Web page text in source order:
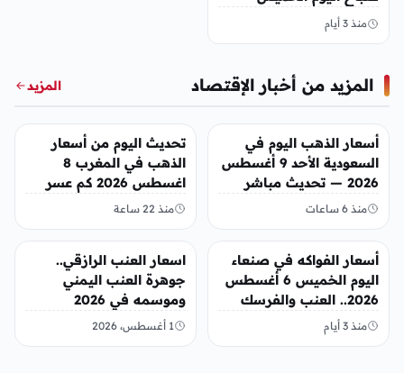
منذ 3 أيام
المزيد من أخبار الإقتصاد المزيد
أخبار الإقتصاد
أسعار الذهب اليوم في
السعودية الأحد 9 أغسطس
2026 — تحديث مباشر
منذ 6 ساعات
أخبار الإقتصاد
تحديث اليوم من أسعار
الذهب في المغرب 8
اغسطس 2026 كم عسر
الجنية الذهب
منذ 22 ساعة
أخبار الإقتصاد
أسعار الفواكه في صنعاء
اليوم الخميس 6 أغسطس
2026.. العنب والفرسك
والرمان في الأسواق
منذ 3 أيام
أخبار الإقتصاد
اسعار العنب الرازقي..
جوهرة العنب اليمني
وموسمه في 2026
1 أغسطس، 2026